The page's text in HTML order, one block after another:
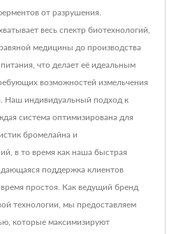
от разрушения.
весь спектр биотехнологий,
медицины до производства
что делает её идеальным
возможностей измельчения
Наш индивидуальный подход к
система оптимизирована для
бромелайна и
в то время как наша быстрая
поддержка клиентов
простоя. Как ведущий бренд
технологии, мы предоставляем
которые максимизируют